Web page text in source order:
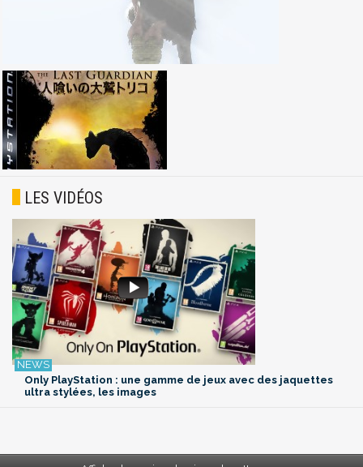
LES VIDÉOS
Only PlayStation : une gamme de jeux avec des jaquettes
ultra stylées, les images